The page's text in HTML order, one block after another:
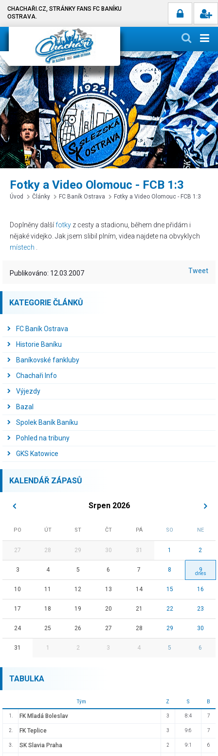
CHACHAŘI.CZ, STRÁNKY FANS FC BANÍKU
OSTRAVA.
Fotky a Video Olomouc - FCB 1:3
Úvod Články FC Baník Ostrava Fotky a Video Olomouc - FCB 1:3
Doplněny dalšífotky z cesty a stadionu, během dne přidám i
nějaké videjko. Jak jsem slibil plním, videa najdete na obvyklych
místech
Publikováno: 12.03.2007 Tweet
KATEGORIE ČLÁNKŮ
FC Baník Ostrava
Historie Baníku
Baníkovské fankluby
Chachaři Info
Výjezdy
Bazal
Spolek Baník Baníku
Pohled na tribuny
GKS Katowice
KALENDÁŘ ZÁPASŮ
Srpen 2026
PO ÚT ST ČT PÁ SO NE
27 28 29 30 31 1 2
3 4 5 6 7 8 9
10 11 12 13 14 15 16
17 18 19 20 21 22 23
24 25 26 27 28 29 30
31 1 2 3 4 5 6
TABULKA
Tým Z S B
1. FK Mladá Boleslav 3 8:4 7
2. FK Teplice 3 9:6 7
3. SK Slavia Praha 2 9:1 6